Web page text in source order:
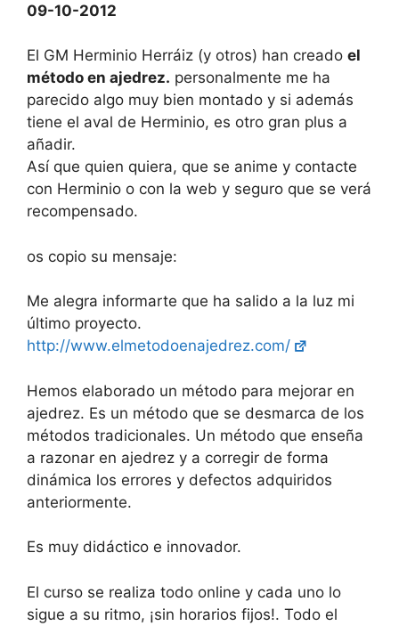
09-10-2012
El GM Herminio Herráiz (y otros) han creado el
método en ajedrez. personalmente me ha
parecido algo muy bien montado y si además
tiene el aval de Herminio, es otro gran plus a
añadir.
Así que quien quiera, que se anime y contacte
con Herminio o con la web y seguro que se verá
recompensado.
os copio su mensaje:
Me alegra informarte que ha salido a la luz mi
último proyecto.
http://www.elmetodoenajedrez.com/
Hemos elaborado un método para mejorar en
ajedrez. Es un método que se desmarca de los
métodos tradicionales. Un método que enseña
a razonar en ajedrez y a corregir de forma
dinámica los errores y defectos adquiridos
anteriormente.
Es muy didáctico e innovador.
El curso se realiza todo online y cada uno lo
sigue a su ritmo, ¡sin horarios fijos!. Todo el